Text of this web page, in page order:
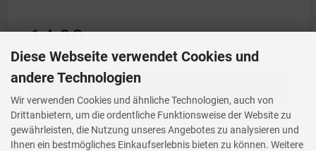
14,90
inkl. der gesetzlichen MwSt. +Versandkosten
In den Warenkorb
Diese Webseite verwendet Cookies und
andere Technologien
Wir verwenden Cookies und ähnliche Technologien, auch von
Drittanbietern, um die ordentliche Funktionsweise der Website zu
gewährleisten, die Nutzung unseres Angebotes zu analysieren und
Ihnen ein bestmögliches Einkaufserlebnis bieten zu können. Weitere